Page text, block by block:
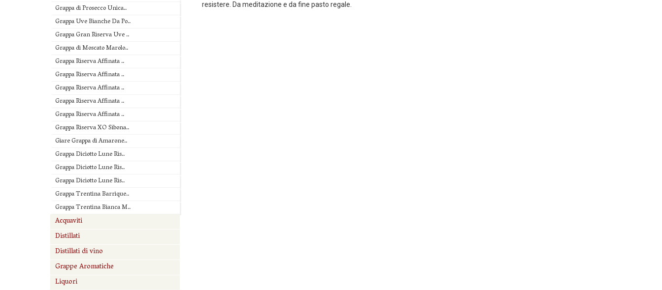
Grappa di Prosecco Unica..
Grappa Uve Bianche Da Po..
Grappa Gran Riserva Uve ..
Grappa di Moscato Marolo..
Grappa Riserva Affinata ..
Grappa Riserva Affinata ..
Grappa Riserva Affinata ..
Grappa Riserva Affinata ..
Grappa Riserva Affinata ..
Grappa Riserva XO Sibona..
Giare Grappa di Amarone..
Grappa Diciotto Lune Ris..
Grappa Diciotto Lune Ris..
Grappa Diciotto Lune Ris..
Grappa Trentina Barrique..
Grappa Trentina Bianca M..
Acquaviti
Distillati
Distillati di vino
Grappe Aromatiche
Liquori
resistere. Da meditazione e da fine pasto regale.